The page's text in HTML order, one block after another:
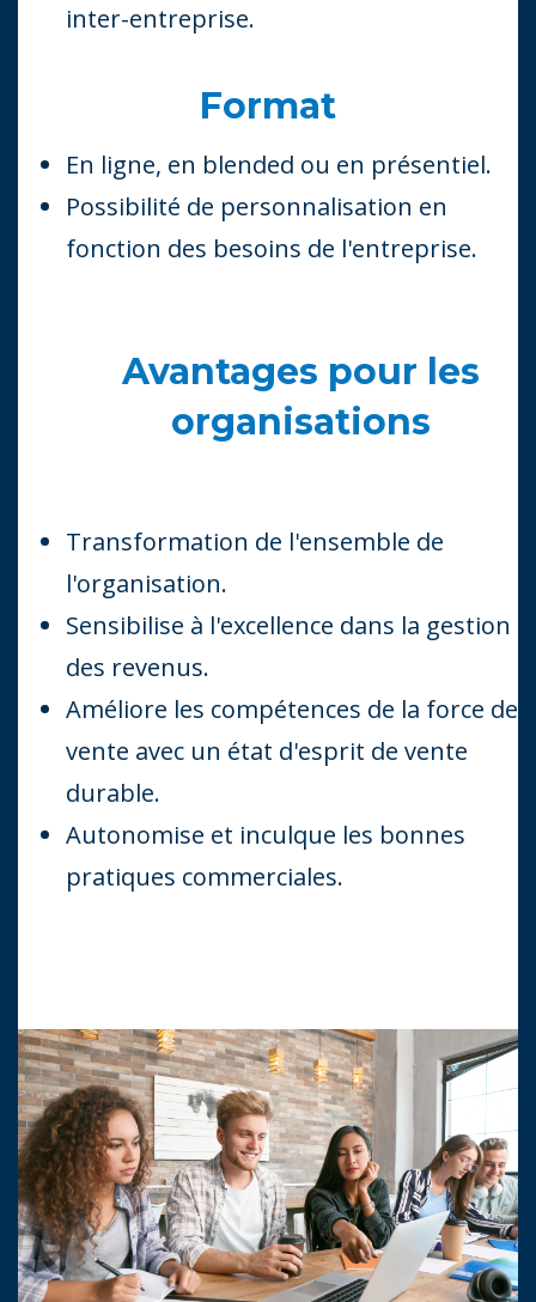
inter-entreprise.
Format
En ligne, en blended ou en présentiel.
Possibilité de personnalisation en
fonction des besoins de l'entreprise.
Avantages pour les
organisations
Transformation de l'ensemble de
l'organisation.
Sensibilise à l'excellence dans la gestion
des revenus.
Améliore les compétences de la force de
vente avec un état d'esprit de vente
durable.
Autonomise et inculque les bonnes
pratiques commerciales.